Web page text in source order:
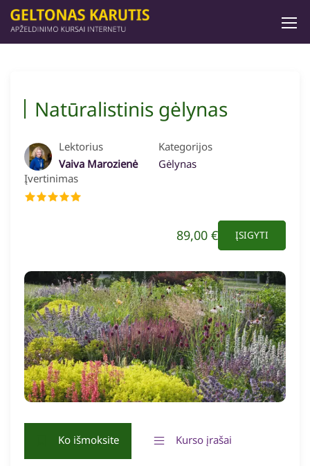
Natūralistinis gėlynas
Lektorius
Vaiva Marozienė
Kategorijos
Gėlynas
Įvertinimas
89,00 € ĮSIGYTI
Ko išmoksite Kurso įrašai